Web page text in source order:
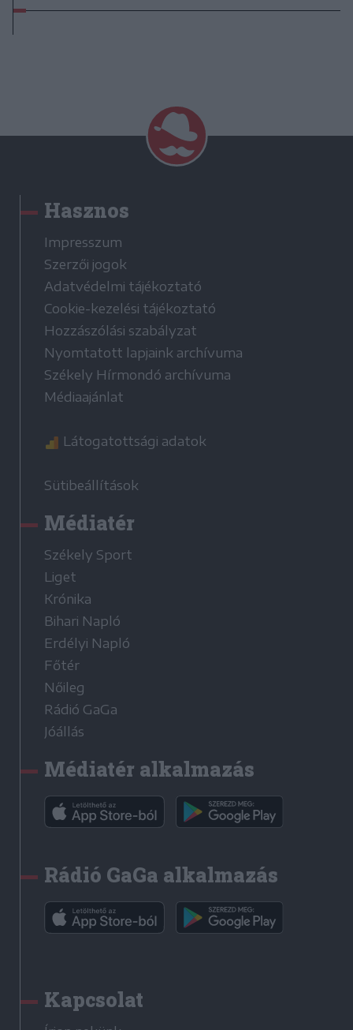
Hasznos
Impresszum
Szerzői jogok
Adatvédelmi tájékoztató
Cookie-kezelési tájékoztató
Hozzászólási szabályzat
Nyomtatott lapjaink archívuma
Székely Hírmondó archívuma
Médiaajánlat
Látogatottsági adatok
Sütibeállítások
Médiatér
Székely Sport
Liget
Krónika
Bihari Napló
Erdélyi Napló
Főtér
Nőileg
Rádió GaGa
Jóállás
Médiatér alkalmazás
Rádió GaGa alkalmazás
Kapcsolat